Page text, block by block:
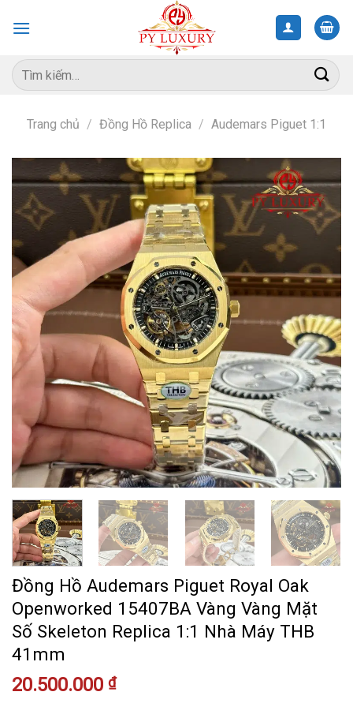
Tìm
kiếm:
Trang chủ / Đồng Hồ Replica / Audemars Piguet 1:1
Đồng Hồ Audemars Piguet Royal Oak
Openworked 15407BA Vàng Vàng Mặt
Số Skeleton Replica 1:1 Nhà Máy THB
41mm
20.500.000 ₫